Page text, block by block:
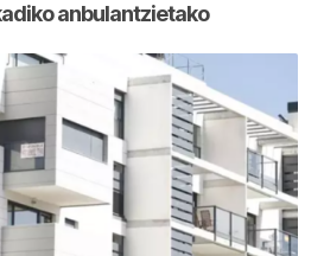
anbulantzietako